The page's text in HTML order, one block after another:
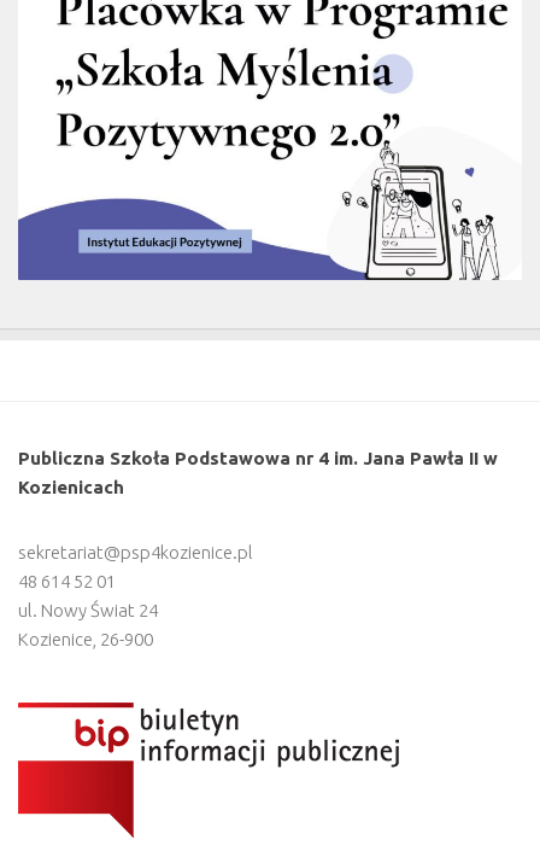
Publiczna Szkoła Podstawowa nr 4 im. Jana Pawła II w
Kozienicach
sekretariat@psp4kozienice.pl
48 614 52 01
ul. Nowy Świat 24
Kozienice, 26-900